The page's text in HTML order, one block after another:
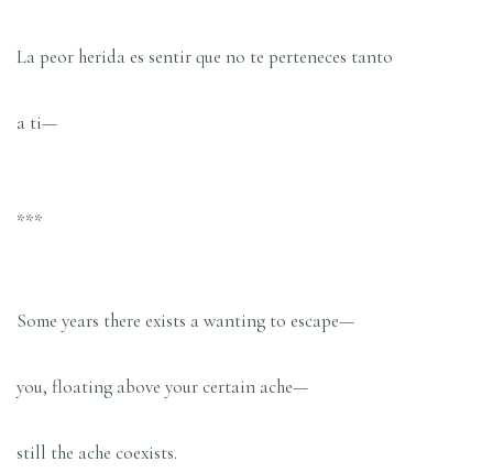
La peor herida es sentir que no te perteneces tanto
a ti—
***
Some years there exists a wanting to escape—
you, floating above your certain ache—
still the ache coexists.